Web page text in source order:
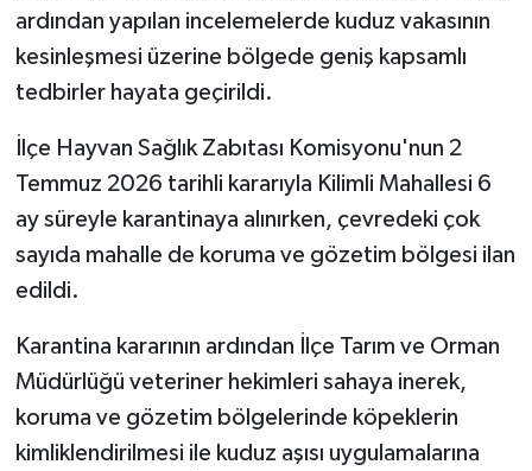
ardından yapılan incelemelerde kuduz vakasının
kesinleşmesi üzerine bölgede geniş kapsamlı
tedbirler hayata geçirildi.
İlçe Hayvan Sağlık Zabıtası Komisyonu'nun 2
Temmuz 2026 tarihli kararıyla Kilimli Mahallesi 6
ay süreyle karantinaya alınırken, çevredeki çok
sayıda mahalle de koruma ve gözetim bölgesi ilan
edildi.
Karantina kararının ardından İlçe Tarım ve Orman
Müdürlüğü veteriner hekimleri sahaya inerek,
koruma ve gözetim bölgelerinde köpeklerin
kimliklendirilmesi ile kuduz aşısı uygulamalarına